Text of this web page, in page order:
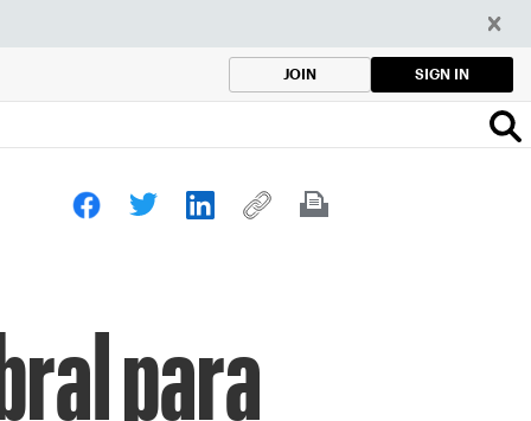
JOIN SIGN IN
para